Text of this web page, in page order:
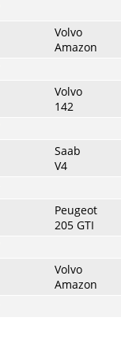
Volvo
Amazon
Volvo
142
Saab
V4
Peugeot
205 GTI
Volvo
Amazon